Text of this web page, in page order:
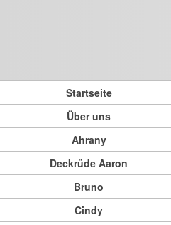
Startseite
Über uns
Ahrany
Deckrüde Aaron
Bruno
Cindy